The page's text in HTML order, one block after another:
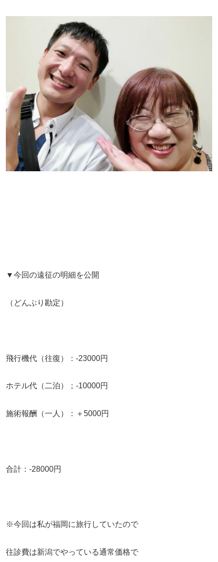
▼今回の遠征の明細を公開
（どんぶり勘定）
飛行機代（往復）：-23000円
ホテル代（二泊）；-10000円
施術報酬（一人）：＋5000円
合計：-28000円
※今回は私が福岡に旅行していたので
往診費は新潟でやっている通常価格で